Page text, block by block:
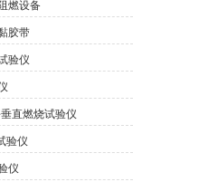
燃设备
胶带
验仪
直燃烧试验仪
验仪
仪